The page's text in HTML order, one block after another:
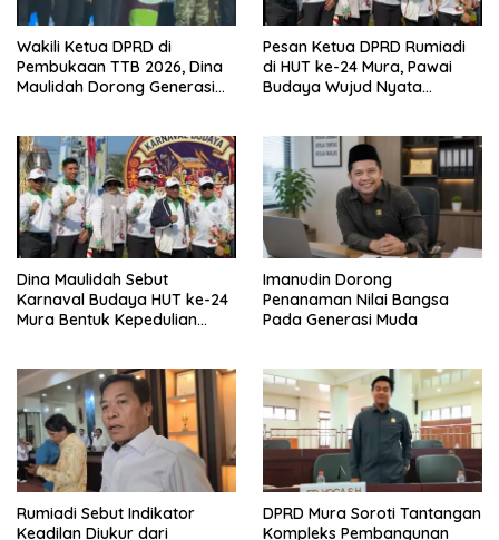
Wakili Ketua DPRD di
Pembukaan TTB 2026, Dina
Maulidah Dorong Generasi
Pesan Ketua DPRD Rumiadi
di HUT ke-24 Mura, Pawai
Budaya Wujud Nyata
Dina Maulidah Sebut
Karnaval Budaya HUT ke-24
Mura Bentuk Kepedulian
Imanudin Dorong
Penanaman Nilai Bangsa
Pada Generasi Muda
Rumiadi Sebut Indikator
Keadilan Diukur dari
DPRD Mura Soroti Tantangan
Kompleks Pembangunan